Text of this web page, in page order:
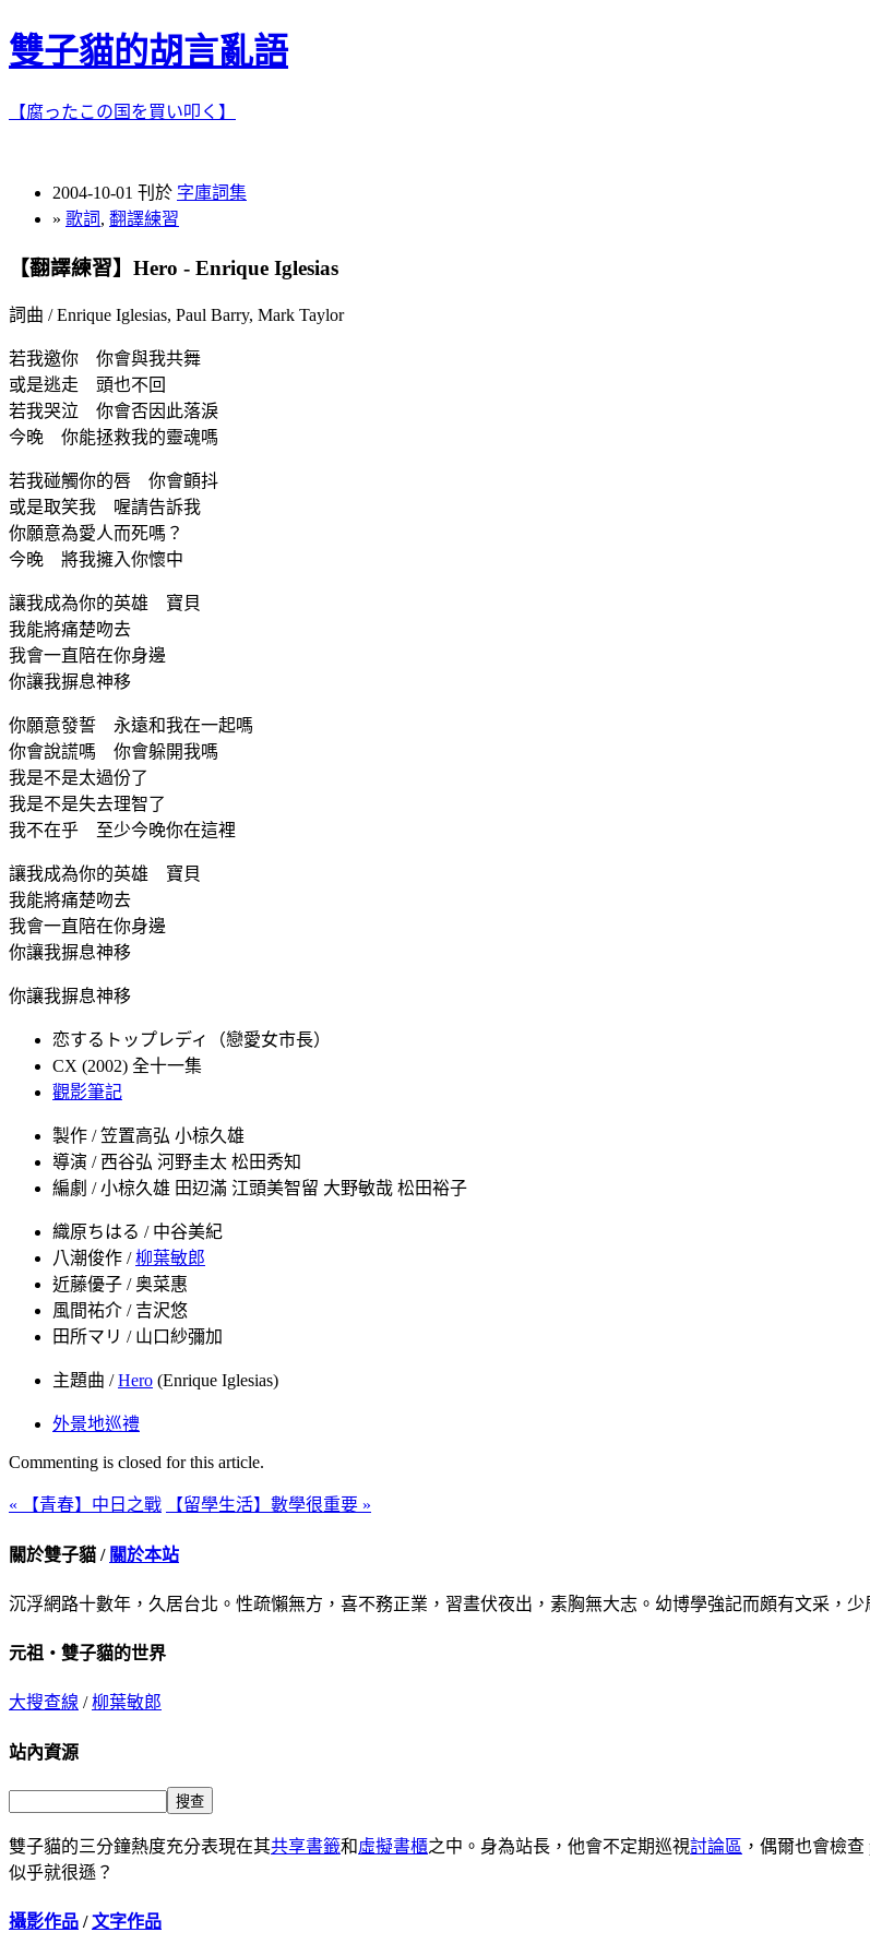
雙子貓的胡言亂語
【腐ったこの国を買い叩く】
2004-10-01 刊於 字庫詞集
» 歌詞 , 翻譯練習
【翻譯練習】Hero - Enrique Iglesias
詞曲 / Enrique Iglesias, Paul Barry, Mark Taylor
若我邀你 你會與我共舞
或是逃走 頭也不回
若我哭泣 你會否因此落淚
今晚 你能拯救我的靈魂嗎
若我碰觸你的唇 你會顫抖
或是取笑我 喔請告訴我
你願意為愛人而死嗎？
今晚 將我擁入你懷中
讓我成為你的英雄 寶貝
我能將痛楚吻去
我會一直陪在你身邊
你讓我摒息神移
你願意發誓 永遠和我在一起嗎
你會說謊嗎 你會躲開我嗎
我是不是太過份了
我是不是失去理智了
我不在乎 至少今晚你在這裡
讓我成為你的英雄 寶貝
我能將痛楚吻去
我會一直陪在你身邊
你讓我摒息神移
你讓我摒息神移
恋するトップレディ（戀愛女市長）
CX (2002) 全十一集
觀影筆記
製作 / 笠置高弘 小椋久雄
導演 / 西谷弘 河野圭太 松田秀知
編劇 / 小椋久雄 田辺滿 江頭美智留 大野敏哉 松田裕子
織原ちはる / 中谷美紀
八潮俊作 /柳葉敏郎
近藤優子 / 奥菜惠
風間祐介 / 吉沢悠
田所マリ / 山口紗彌加
主題曲 /Hero (Enrique Iglesias)
外景地巡禮
Commenting is closed for this article.
« 【青春】中日之戰 【留學生活】數學很重要 »
關於雙子貓 / 關於本站
沉浮網路十數年，久居台北。性疏懶無方，喜不務正業，習晝伏夜出，素胸無大志。幼博學強記而頗有文采，
元祖‧雙子貓的世界
大搜查線 /柳葉敏郎
站內資源
雙子貓的三分鐘熱度充分表現在其共享書籤和虛擬書櫃之中。身為站長，他會不定期巡視討論區 ，偶爾也會檢
似乎就很遜？
攝影作品 /文字作品